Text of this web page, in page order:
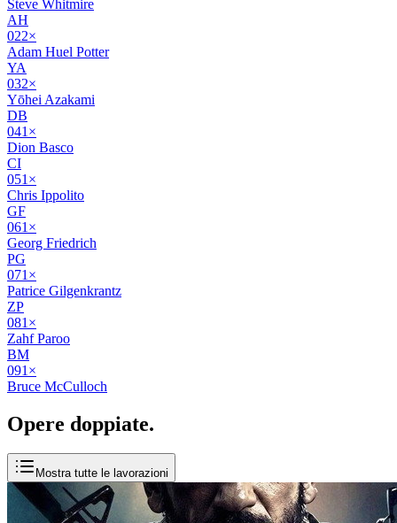
Steve Whitmire
AH
022×
Adam Huel Potter
YA
032×
Yōhei Azakami
DB
041 ×
Dion Basco
CI
051 ×
Chris Ippolito
GF
061 ×
Georg Friedrich
PG
071 ×
Patrice Gilgenkrantz
ZP
081 ×
Zahf Paroo
BM
091 ×
Bruce McCulloch
Opere doppiate.
Mostra tutte le lavorazioni